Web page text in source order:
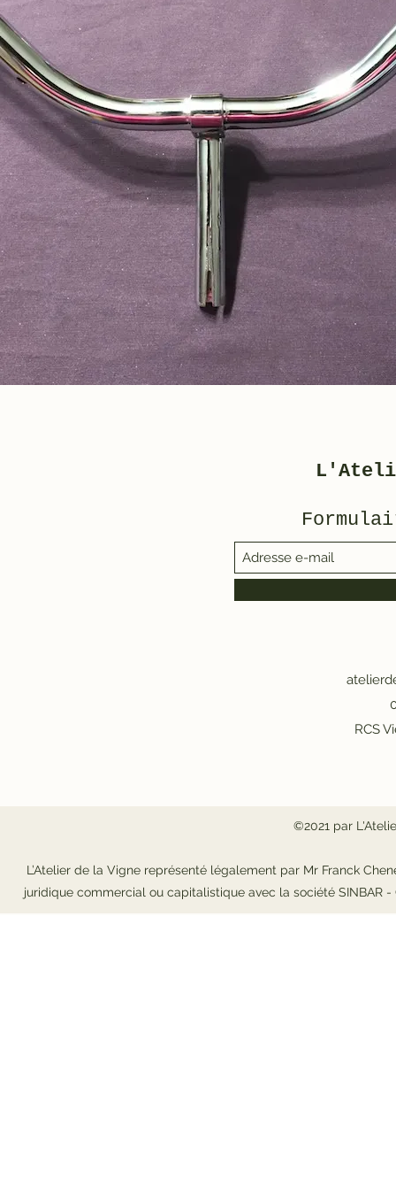
RCS
©2021 par
L’Atelier de la Vigne représenté légalement par Mr Franck
juridique commercial ou capitalistique avec la société SINBAR